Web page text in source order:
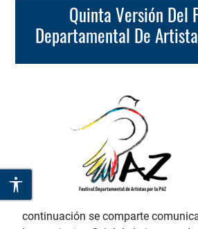
Quinta Versión Del Festival
Departamental De
continuación se comparte